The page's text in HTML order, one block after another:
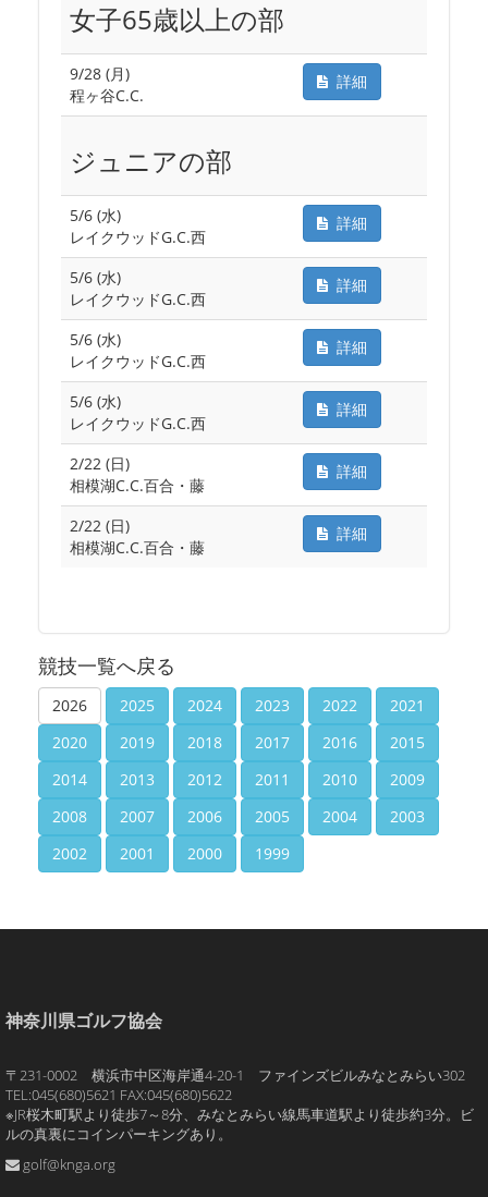
女子65歳以上の部
9/28 (月)
程ヶ谷C.C.
詳細
ジュニアの部
5/6 (水)
レイクウッドG.C.西
詳細
5/6 (水)
レイクウッドG.C.西
詳細
5/6 (水)
レイクウッドG.C.西
詳細
5/6 (水)
レイクウッドG.C.西
詳細
2/22 (日)
相模湖C.C.百合・藤
詳細
2/22 (日)
相模湖C.C.百合・藤
詳細
競技一覧へ戻る
2026 2025 2024 2023 2022
2021
2020
2019 2018 2017 2016
2015
2014
2013 2012 2011 2010
2009
2008
2007 2006 2005 2004
2003
2002
2001 2000 1999
神奈川県ゴルフ協会
〒231-0002 横浜市中区海岸通4-20-1 ファインズビルみなとみらい302
TEL:045(680)5621 FAX:045(680)5622
※JR桜木町駅より徒歩7～8分、みなとみらい線馬車道駅より徒歩約3分。ビ
ルの真裏にコインパーキングあり。
golf@knga.org